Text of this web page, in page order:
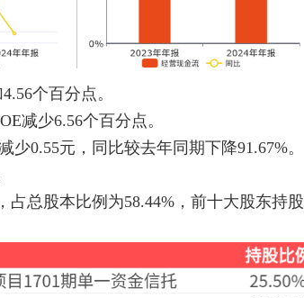
个百分点。
减少6.56个百分点。
0.55元，同比较去年同期下降91.67%。
总股本比例为58.44%，前十大股东持股